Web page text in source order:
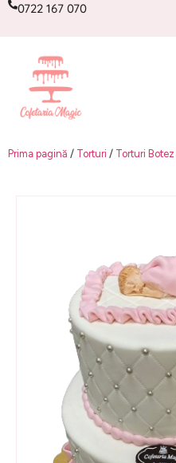
0722 167 070
Prima pagină / Torturi / Torturi Botez